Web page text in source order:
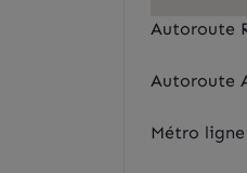
Autoroute
Autoroute
Métro